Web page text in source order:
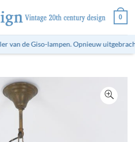
0
van de Giso-lampen. Opnieuw